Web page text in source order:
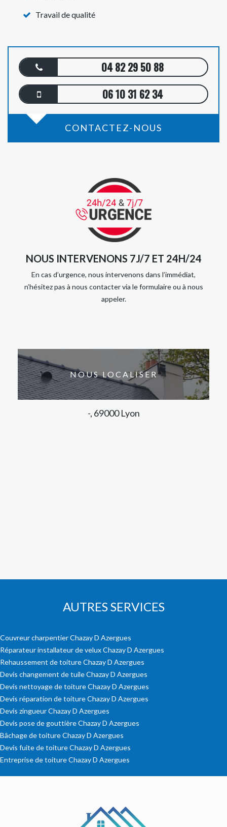
Travail de qualité
04 82 29 50 88
06 10 31 62 34
CONTACTEZ-NOUS
NOUS INTERVENONS 7J/7 ET 24H/24
En cas d’urgence, nous intervenons dans l’immédiat,
n’hésitez pas à nous contacter via le formulaire ou à nous
appeler.
NOUS LOCALISER
-, 69000 Lyon
AUTRES SERVICES
Couvreur charpentier Chazay D Azergues
Réparateur installateur de velux Chazay D Azergues
Rehaussement de toiture Chazay D Azergues
Devis changement de tuile Chazay D Azergues
Devis nettoyage de toiture Chazay D Azergues
Devis réparation de toiture Chazay D Azergues
Devis zingueur Chazay D Azergues
Devis pose de gouttière Chazay D Azergues
Bâchage de toiture Chazay D Azergues
Devis fuite de toiture Chazay D Azergues
Entreprise de toiture Chazay D Azergues